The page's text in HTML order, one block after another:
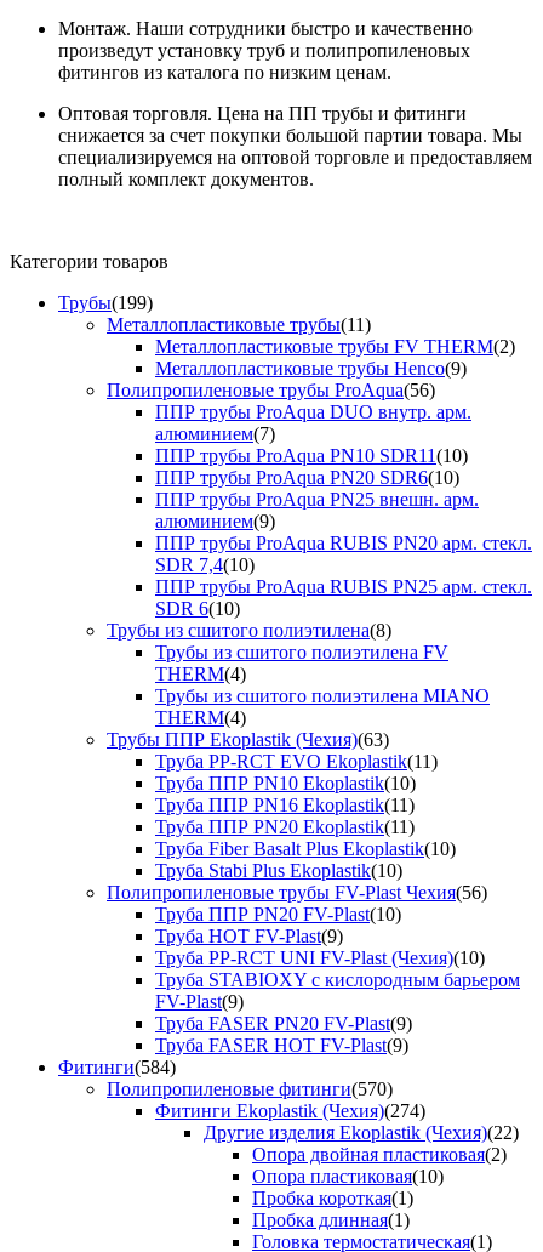
Монтаж. Наши сотрудники быстро и качественно
произведут установку труб и полипропиленовых
фитингов из каталога по низким ценам.
Оптовая торговля. Цена на ПП трубы и фитинги
снижается за счет покупки большой партии товара. Мы
специализируемся на оптовой торговле и предоставляем
полный комплект документов.
Категории товаров
Трубы(199)
Металлопластиковые трубы(11)
Металлопластиковые трубы FV THERM(2)
Металлопластиковые трубы Henco(9)
Полипропиленовые трубы ProAqua(56)
ППР трубы ProAqua DUO внутр. арм.
алюминием(7)
ППР трубы ProAqua PN10 SDR11(10)
ППР трубы ProAqua PN20 SDR6(10)
ППР трубы ProAqua PN25 внешн. арм.
алюминием(9)
ППР трубы ProAqua RUBIS PN20 арм. стекл.
SDR 7,4(10)
ППР трубы ProAqua RUBIS PN25 арм. стекл.
SDR 6(10)
Трубы из сшитого полиэтилена(8)
Трубы из сшитого полиэтилена FV
THERM(4)
Трубы из сшитого полиэтилена MIANO
THERM(4)
Трубы ППР Ekoplastik (Чехия)(63)
Труба PP-RCT EVO Ekoplastik(11)
Труба ППР PN10 Ekoplastik(10)
Труба ППР PN16 Ekoplastik(11)
Труба ППР PN20 Ekoplastik(11)
Труба Fiber Basalt Plus Ekoplastik(10)
Труба Stabi Plus Ekoplastik(10)
Полипропиленовые трубы FV-Plast Чехия(56)
Труба ППР PN20 FV-Plast(10)
Труба HOT FV-Plast(9)
Труба PP-RCT UNI FV-Plast (Чехия)(10)
Труба STABIOXY с кислородным барьером
FV-Plast(9)
Труба FASER PN20 FV-Plast(9)
Труба FASER HOT FV-Plast(9)
Фитинги(584)
Полипропиленовые фитинги(570)
Фитинги Ekoplastik (Чехия)(274)
Другие изделия Ekoplastik (Чехия)(22)
Опора двойная пластиковая(2)
Опора пластиковая(10)
Пробка короткая(1)
Пробка длинная(1)
Головка термостатическая(1)